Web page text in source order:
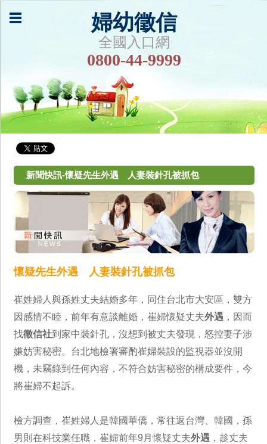
婦幼徵信
全國入口網
0800-44-9999
新聞快訊-懷疑先生外遇 人妻裝針孔被抓包
懷疑先生外遇 人妻裝針孔被抓包
崔姓婦人與孫姓丈夫結婚多年，同住台北市大安區，雙方
因感情不睦，前年有意談離婚，崔婦懷疑丈夫外遇 ，因而
找徵信社到家中裝針孔，沒想到被丈夫發現，怒控妻子涉
嫌妨害秘密。台北地檢署審酌崔婦裝設的監視器並沒開
機，未竊錄到任何內容，不符合妨害秘密的構成要件，今
將崔婦不起訴。
檢方調查，崔姓婦人是韓國華僑，常往返台灣、韓國，孫
男則在科技業任職，崔婦前年9月懷疑丈夫外遇 ，趁丈夫